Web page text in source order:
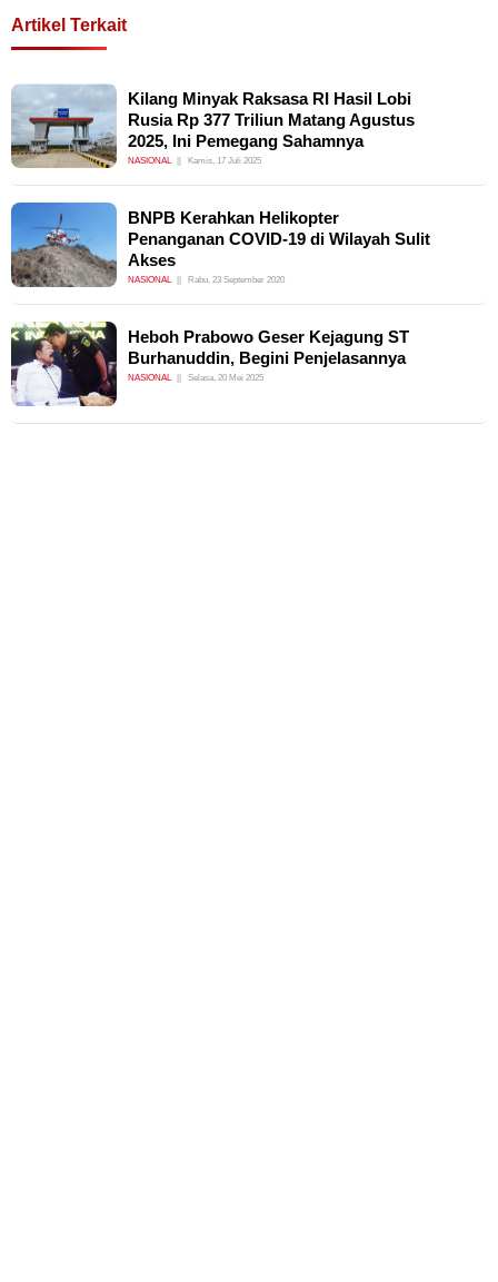
Artikel Terkait
Kilang Minyak Raksasa RI Hasil Lobi
Rusia Rp 377 Triliun Matang Agustus
2025, Ini Pemegang Sahamnya
NASIONAL Kamis, 17 Juli 2025
BNPB Kerahkan Helikopter
Penanganan COVID-19 di Wilayah Sulit
Akses
NASIONAL Rabu, 23 September 2020
Heboh Prabowo Geser Kejagung ST
Burhanuddin, Begini Penjelasannya
NASIONAL Selasa, 20 Mei 2025